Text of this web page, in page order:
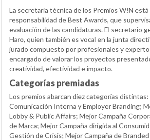
La secretaría técnica de los Premios W!N está
responsabilidad de Best Awards, que
evaluación de las candidaturas. El secretario
Haro, quien también es vocal en la junta
jurado compuesto por profesionales y
encargado de valorar los proyectos
creatividad, efectividad e impacto.
Categorías premiadas
Los premios abarcan diez categorías
Comunicación Interna y Employer Branding;
Lobby & Public Affairs; Mejor Campaña
de Marca; Mejor Campaña dirigida al
Gestión de Crisis; Mejor Campaña de